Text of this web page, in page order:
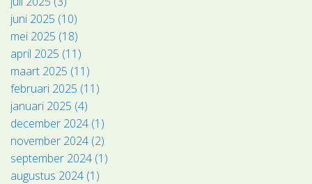
juni 2025 (10)
mei 2025 (18)
april 2025 (11)
maart 2025 (11)
februari 2025 (11)
januari 2025 (4)
december 2024 (1)
november 2024 (2)
september 2024 (1)
augustus 2024 (1)